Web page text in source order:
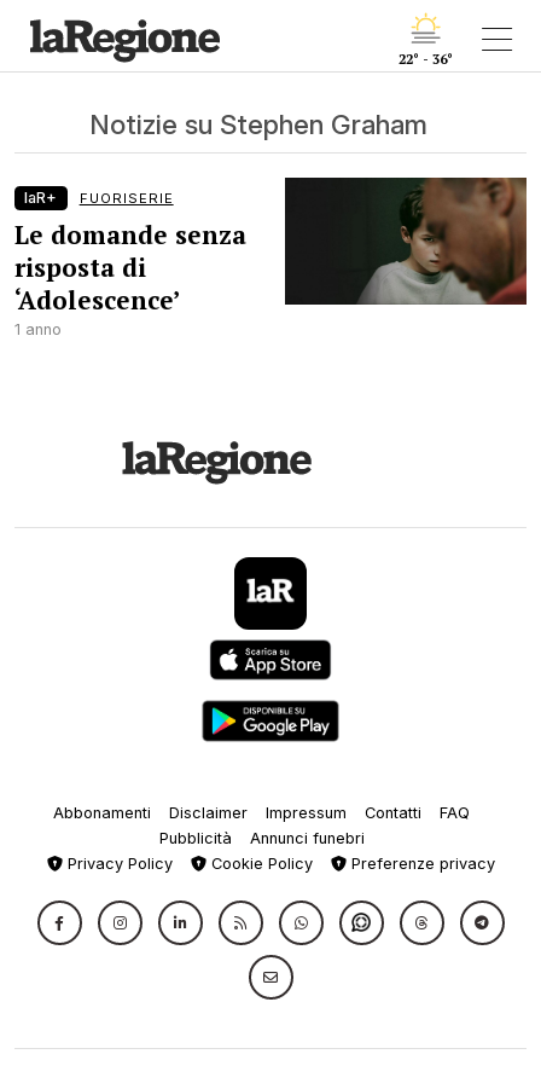
22° - 36°
Notizie su Stephen Graham
laR+ FUORISERIE
Le domande senza
risposta di
‘Adolescence’
1 anno
Abbonamenti Disclaimer Impressum Contatti
FAQ
Pubblicità
Annunci funebri
Privacy Policy
Cookie Policy Preferenze privacy